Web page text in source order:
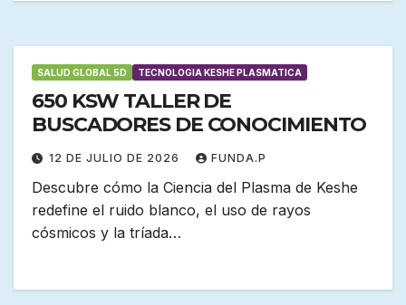
SALUD GLOBAL 5D TECNOLOGIA KESHE PLASMATICA
650 KSW TALLER DE
BUSCADORES DE CONOCIMIENTO
12 DE JULIO DE 2026 FUNDA.P
Descubre cómo la Ciencia del Plasma de Keshe
redefine el ruido blanco, el uso de rayos
cósmicos y la tríada…